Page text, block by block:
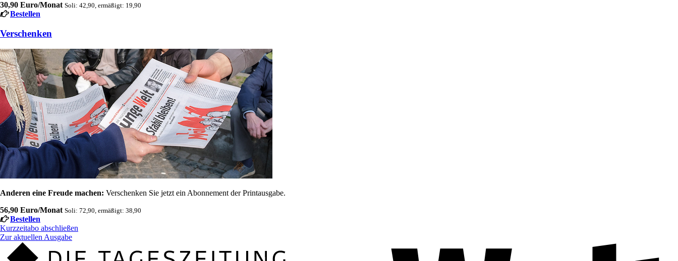
30,90 Euro/Monat Soli: 42,90, ermäßigt: 19,90
Bestellen
Verschenken
Anderen eine Freude machen: Verschenken Sie jetzt ein Abonnement der Printausgabe.
56,90 Euro/Monat Soli: 72,90, ermäßigt: 38,90
Bestellen
Kurzzeitabo abschließen
Zur aktuellen Ausgabe